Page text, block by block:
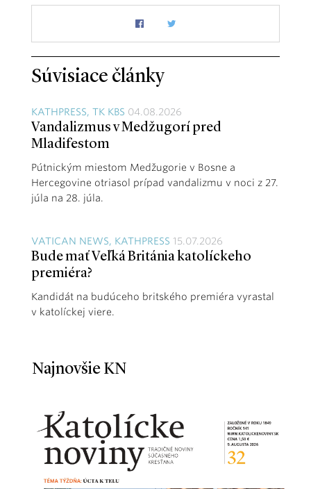
Súvisiace články
KATHPRESS, TK KBS 04.08.2026
Vandalizmus v Medžugorí pred
Mladifestom
Pútnickým miestom Medžugorie v Bosne a
Hercegovine otriasol prípad vandalizmu v noci z 27.
júla na 28. júla.
VATICAN NEWS, KATHPRESS 15.07.2026
Bude mať Veľká Británia katolíckeho
premiéra?
Kandidát na budúceho britského premiéra vyrastal
v katolíckej viere.
Najnovšie KN